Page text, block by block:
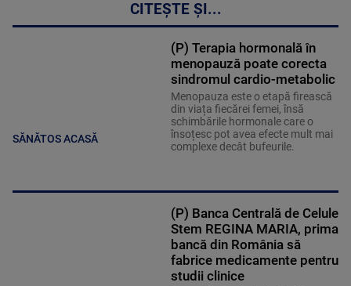
CITEȘTE ȘI...
SĂNĂTOS ACASĂ
(P) Terapia hormonală în
menopauză poate corecta
sindromul cardio-metabolic
Menopauza este o etapă firească
din viața fiecărei femei, însă
schimbările hormonale care o
însoțesc pot avea efecte mult mai
complexe decât bufeurile.
(P) Banca Centrală de Celule
Stem REGINA MARIA, prima
bancă din România să
fabrice medicamente pentru
studii clinice